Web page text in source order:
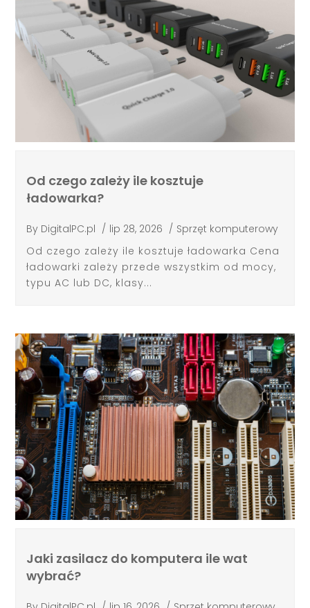
Od czego zależy ile kosztuje
ładowarka?
By DigitalPC.pl / lip 28, 2026 / Sprzęt komputerowy
Od czego zależy ile kosztuje ładowarka Cena
ładowarki zależy przede wszystkim od mocy,
typu AC lub DC, klasy...
Jaki zasilacz do komputera ile wat
wybrać?